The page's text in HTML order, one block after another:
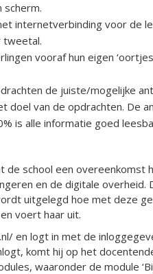
internetverbinding voor de
tweetal.
vooraf hun eigen
de juiste/mogelijke
doel van de opdrachten. De
is alle informatie goed
de school een overeenkomst
en de digitale overheid.
uitgelegd hoe met deze
voert haar uit.
en logt in met de
komt hij op het
waaronder de module